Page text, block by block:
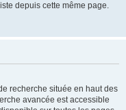
depuis cette même page.
recherche située en haut des
avancée est accessible